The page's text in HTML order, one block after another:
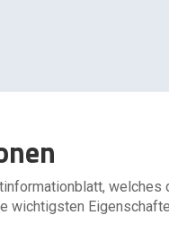
welches
wichtigsten